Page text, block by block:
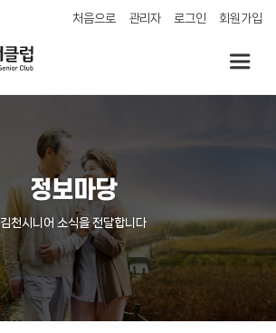
처음으로 관리자 로그인 회원가입
정보마당
김천시니어 소식을 전달합니다